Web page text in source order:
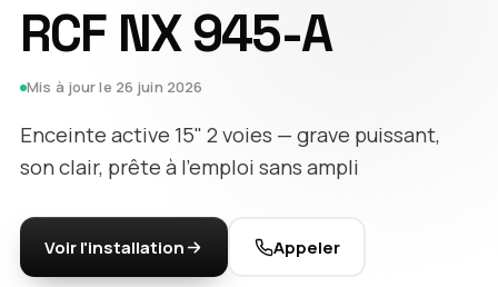
RCF NX 945-A
Mis à jour le 26 juin 2026
Enceinte active 15" 2 voies — grave puissant,
son clair, prête à l'emploi sans ampli
Voir l'installation Appeler